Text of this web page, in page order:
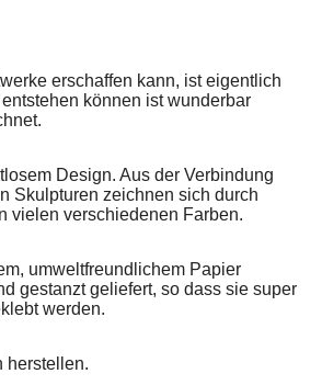
erschaffen kann, ist eigentlich
können ist wunderbar
Design. Aus der Verbindung
Skulpturen zeichnen sich durch
vielen verschiedenen Farben.
umweltfreundlichem Papier
gestanzt geliefert, so dass sie super
werden.
herstellen.